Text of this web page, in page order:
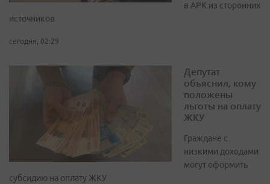
в APK из сторонних
источников
сегодня, 02:29
Депутат
объяснил, кому
положены
льготы на оплату
ЖКУ
Граждане с
низкими доходами
могут оформить
субсидию на оплату ЖКУ